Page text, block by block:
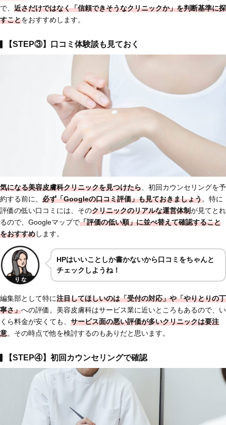
で、 近さだけではなく「信頼できそうなクリニックか」を判断基準に探
すことをおすすめします。
【STEP③】口コミ体験談も見ておく
気になる美容皮膚科クリニックを見つけたら、初回カウンセリングを予
約する前に、 必ず「Googleの口コミ評価」も見ておきましょう。特に
評価の低い口コミには、そのクリニックのリアルな運営体制が見てとれ
るので、Googleマップで「評価の低い順」に並べ替えて確認すること
をおすすめします。
HPはいいことしか書かないから口コミをちゃんと
チェックしようね！
編集部として特に注目してほしいのは「受付の対応」や「やりとりの丁
寧さ」への評価。美容皮膚科はサービス業に近いところもあるので、い
くら料金が安くても、 サービス面の悪い評価が多いクリニックは要注
意。その時点で他を検討するのもありだと思います。
【STEP④】初回カウンセリングで確認